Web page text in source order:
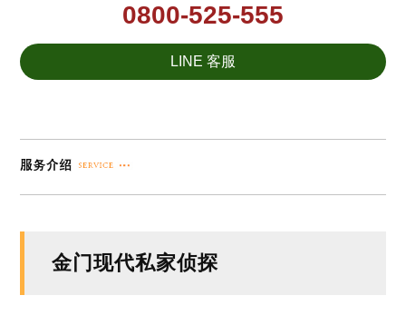
0800-525-555
LINE 客服
金门现代私家侦探